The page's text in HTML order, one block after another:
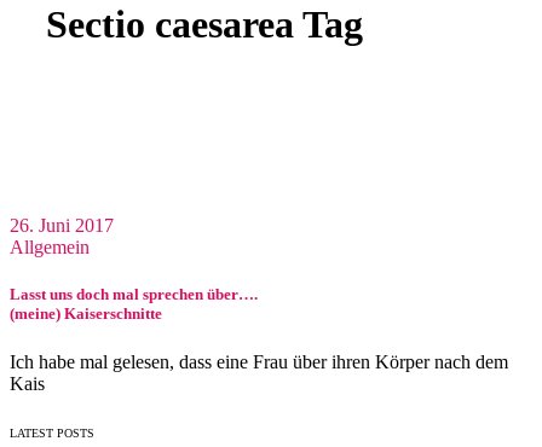
Sectio caesarea Tag
26. Juni 2017
Allgemein
Lasst uns doch mal sprechen über….
(meine) Kaiserschnitte
Ich habe mal gelesen, dass eine Frau über ihren Körper nach dem
Kais
LATEST POSTS